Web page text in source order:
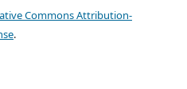
Commons Attribution-
.